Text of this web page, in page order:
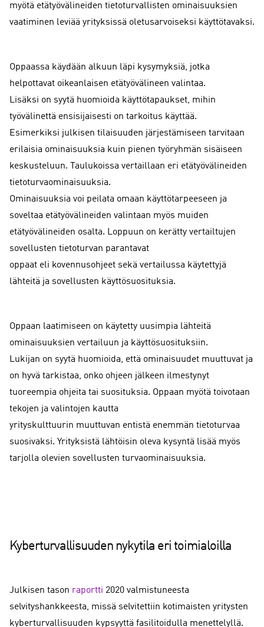
myötä etätyövälineiden tietoturvallisten ominaisuuksien
vaatiminen leviää yrityksissä oletusarvoiseksi käyttötavaksi.
Oppaassa käydään alkuun läpi kysymyksiä, jotka
helpottavat oikeanlaisen etätyövälineen valintaa.
Lisäksi on syytä huomioida käyttötapaukset, mihin
työvälinettä ensisijaisesti on tarkoitus käyttää.
Esimerkiksi julkisen tilaisuuden järjestämiseen tarvitaan
erilaisia ominaisuuksia kuin pienen työryhmän sisäiseen
keskusteluun. Taulukoissa vertaillaan eri etätyövälineiden
tietoturvaominaisuuksia.
Ominaisuuksia voi peilata omaan käyttötarpeeseen ja
soveltaa etätyövälineiden valintaan myös muiden
etätyövälineiden osalta. Loppuun on kerätty vertailtujen
sovellusten tietoturvan parantavat
oppaat eli kovennusohjeet sekä vertailussa käytettyjä
lähteitä ja sovellusten käyttösuosituksia.
Oppaan laatimiseen on käytetty uusimpia lähteitä
ominaisuuksien vertailuun ja käyttösuosituksiin.
Lukijan on syytä huomioida, että ominaisuudet muuttuvat ja
on hyvä tarkistaa, onko ohjeen jälkeen ilmestynyt
tuoreempia ohjeita tai suosituksia. Oppaan myötä toivotaan
tekojen ja valintojen kautta
yrityskulttuurin muuttuvan entistä enemmän tietoturvaa
suosivaksi. Yrityksistä lähtöisin oleva kysyntä lisää myös
tarjolla olevien sovellusten turvaominaisuuksia.
Kyberturvallisuuden nykytila eri toimialoilla
Julkisen tason raportti 2020 valmistuneesta
selvityshankkeesta, missä selvitettiin kotimaisten yritysten
kyberturvallisuuden kypsyyttä fasilitoidulla menettelyllä.